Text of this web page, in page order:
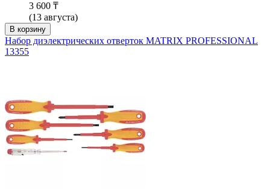
3 600 ₸
(13 августа)
В корзину
Набор диэлектрических отверток MATRIX PROFESSIONAL
13355